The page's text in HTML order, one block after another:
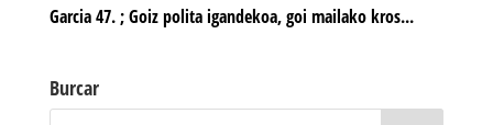
Garcia 47. ; Goiz polita igandekoa, goi mailako kros...
Burcar